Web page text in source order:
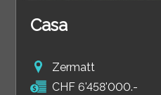
Casa
Zermatt
CHF 6'458'000.-